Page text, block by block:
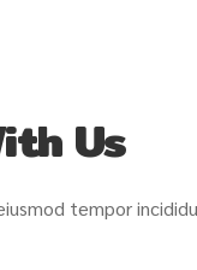
Us
tempor